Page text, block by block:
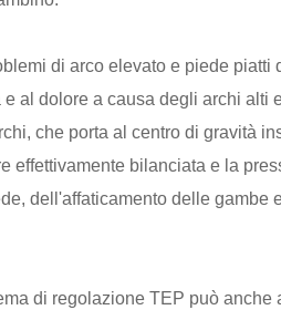
di arco elevato e piede
al dolore a causa degli archi alti
che porta al centro di gravità
effettivamente bilanciata e la
dell'affaticamento delle gambe
di regolazione TEP può